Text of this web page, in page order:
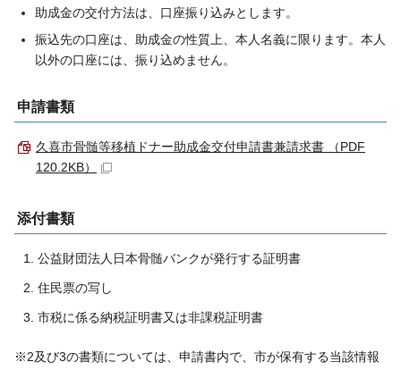
助成金の交付方法は、口座振り込みとします。
振込先の口座は、助成金の性質上、本人名義に限ります。本人
以外の口座には、振り込めません。
申請書類
久喜市骨髄等移植ドナー助成金交付申請書兼請求書 （PDF
120.2KB）
添付書類
公益財団法人日本骨髄バンクが発行する証明書
住民票の写し
市税に係る納税証明書又は非課税証明書
※2及び3の書類については、申請書内で、市が保有する当該情報